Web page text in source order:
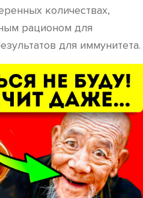
количествах,
рационом для
для иммунитета.